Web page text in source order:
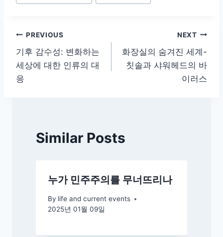
글
탐
색
PREVIOUS
기후 감수성: 변화하는
세상에 대한 인류의 대
응
NEXT
화장실의 숨겨진 세계-
칫솔과 샤워헤드의 바
이러스
Similar Posts
누가 민주주의를 무너뜨리나
By life and current events
2025년 01월 09일